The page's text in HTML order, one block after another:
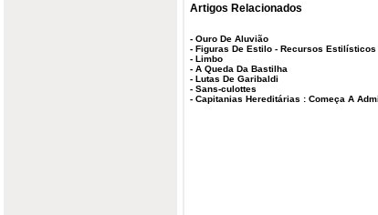
Artigos Relacionados
- Ouro De Aluvião
- Figuras De Estilo - Recursos Estilísticos
- Limbo
- A Queda Da Bastilha
- Lutas De Garibaldi
- Sans-culottes
- Capitanias Hereditárias : Começa A